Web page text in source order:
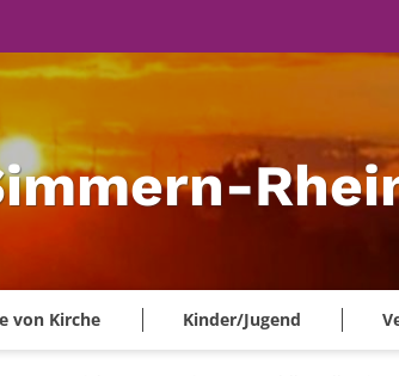
von Kirche Kinder/Jugend